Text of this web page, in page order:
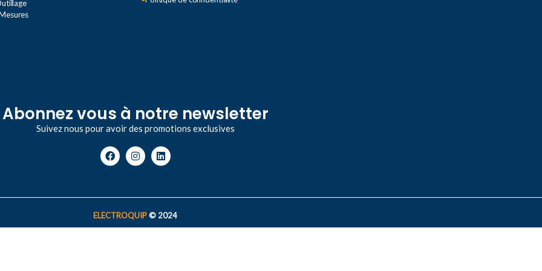
415 V de 200/346 V – de 240/415 V
Abonnez vous à notre newsletter
Suivez nous pour avoir des promotions exclusives
ELECTROQUIP© 2024